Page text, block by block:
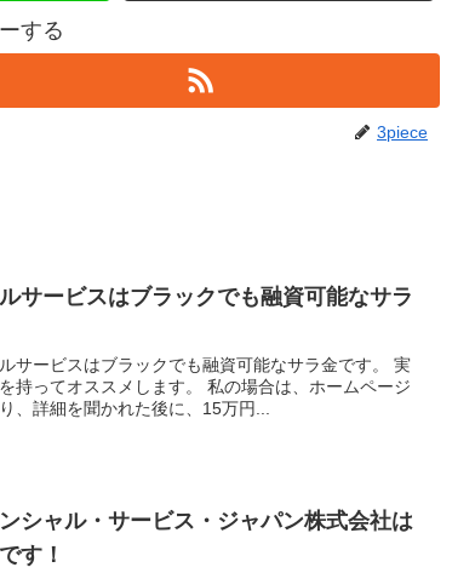
する
3piece
サービスはブラックでも融資可能なサラ
サービスはブラックでも融資可能なサラ金です。 実
持ってオススメします。 私の場合は、ホームページ
、詳細を聞かれた後に、15万円...
シャル・サービス・ジャパン株式会社は
す！